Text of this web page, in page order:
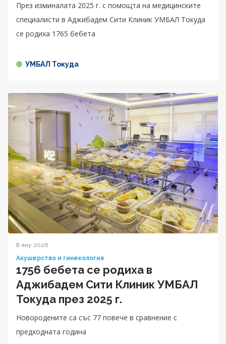
През изминалата 2025 г. с помощта на медицинските
специалисти в Аджибадем Сити Клиник УМБАЛ Токуда
се родиха 1765 бебета
УМБАЛ Токуда
8 яну 2026
Акушерство и гинекология
1756 бебета се родиха в
Аджибадем Сити Клиник УМБАЛ
Токуда през 2025 г.
Новородените са със 77 повече в сравнение с
предходната година